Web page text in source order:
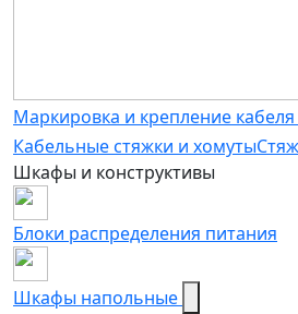
Маркировка и крепление кабеля
Кабельные стяжки и хомуты
Шкафы и конструктивы
Блоки распределения питания
Шкафы напольные